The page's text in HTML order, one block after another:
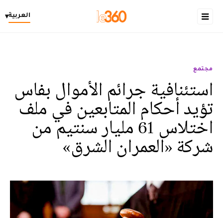
العربية▾
مجتمع
استئنافية جرائم الأموال بفاس
تؤيد أحكام المتابعين في ملف
اختلاس 61 مليار سنتيم من
شركة «العمران الشرق»